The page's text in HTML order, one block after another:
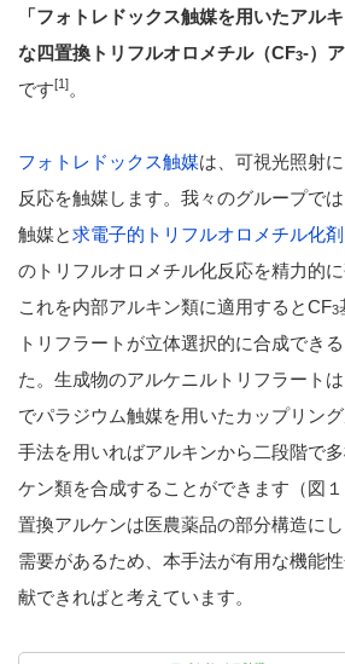
「フォトレドックス触媒を用いたアル
な四置換トリフルオロメチル（CF3-）
です[1] 。
フォトレドックス触媒は、可視光照射
反応を触媒します。我々のグループで
触媒と求電子的トリフルオロメチル化剤
のトリフルオロメチル化反応を精力的
これを内部アルキン類に適用するとCF3
トリフラートが立体選択的に合成でき
た。生成物のアルケニルトリフラート
でパラジウム触媒を用いたカップリン
手法を用いればアルキンから二段階で
ケン類を合成することができます（図
置換アルケンは医農薬品の部分構造に
需要があるため、本手法が有用な機能
献できればと考えています。